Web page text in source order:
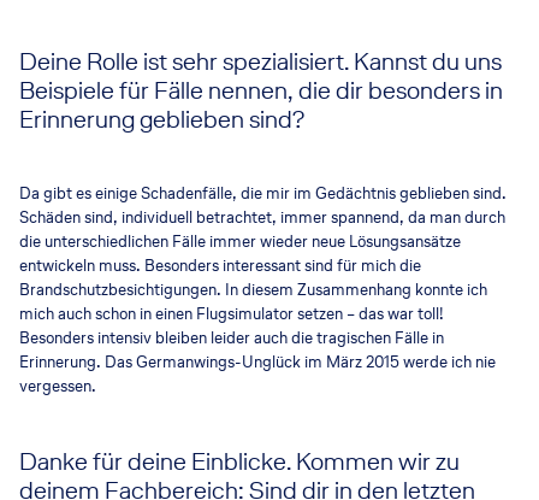
Deine Rolle ist sehr spezialisiert. Kannst du uns
Beispiele für Fälle nennen, die dir besonders in
Erinnerung geblieben sind?
Da gibt es einige Schadenfälle, die mir im Gedächtnis geblieben sind.
Schäden sind, individuell betrachtet, immer spannend, da man durch
die unterschiedlichen Fälle immer wieder neue Lösungsansätze
entwickeln muss. Besonders interessant sind für mich die
Brandschutzbesichtigungen. In diesem Zusammenhang konnte ich
mich auch schon in einen Flugsimulator setzen – das war toll!
Besonders intensiv bleiben leider auch die tragischen Fälle in
Erinnerung. Das Germanwings-Unglück im März 2015 werde ich nie
vergessen.
Danke für deine Einblicke. Kommen wir zu
deinem Fachbereich: Sind dir in den letzten